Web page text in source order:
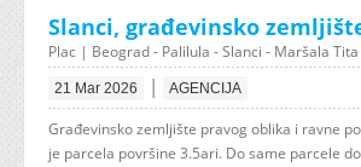
Slanci, građevinsko
Plac | Beograd - Palilula - Slanci - Maršala Tita
21 Mar 2026 | AGENCIJA
Građevinsko zemljište pravog oblika i ravne
je parcela površine 3.5ari. Do same parcele